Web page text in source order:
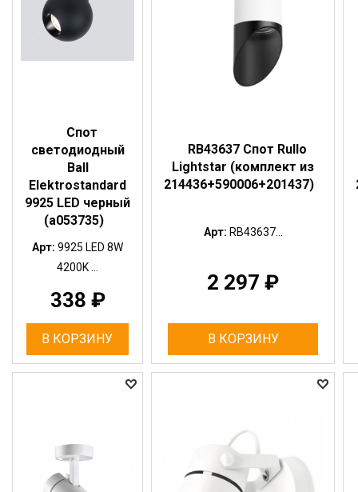
Спот
светодиодный
Ball
Elektrostandard
9925 LED черный
(a053735)
Арт: 9925 LED 8W
4200K ...
338 ₽
В КОРЗИНУ
RB43637 Спот Rullo
Lightstar (комплект из
214436+590006+201437)
Арт: RB43637...
2 297 ₽
В КОРЗИНУ